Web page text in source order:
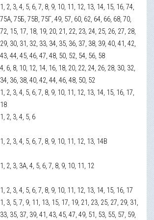
1, 2, 3, 4, 5, 6, 7, 8, 9, 10, 11, 12, 13, 14, 15, 16, 74,
75А, 75Б, 75В, 75Г, 49, 57, 60, 62, 64, 66, 68, 70,
72, 15, 17, 18, 19, 20, 21, 22, 23, 24, 25, 26, 27, 28,
29, 30, 31, 32, 33, 34, 35, 36, 37, 38, 39, 40, 41, 42,
43, 44, 45, 46, 47, 48, 50, 52, 54, 56, 58
4, 6, 8, 10, 12, 14, 16, 18, 20, 22, 24, 26, 28, 30, 32,
34, 36, 38, 40, 42, 44, 46, 48, 50, 52
1, 2, 3, 4, 5, 6, 7, 8, 9, 10, 11, 12, 13, 14, 15, 16, 17,
18
1, 2, 3, 4, 5, 6
1, 2, 3, 4, 5, 6, 7, 8, 9, 10, 11, 12, 13, 14В
1, 2, 3, 3А, 4, 5, 6, 7, 8, 9, 10, 11, 12
1, 2, 3, 4, 5, 6, 7, 8, 9, 10, 11, 12, 13, 14, 15, 16, 17
1, 3, 5, 7, 9, 11, 13, 15, 17, 19, 21, 23, 25, 27, 29, 31,
33, 35, 37, 39, 41, 43, 45, 47, 49, 51, 53, 55, 57, 59,